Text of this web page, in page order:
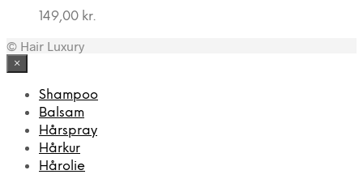
149,00 kr.
© Hair Luxury
×
Shampoo
Balsam
Hårspray
Hårkur
Hårolie